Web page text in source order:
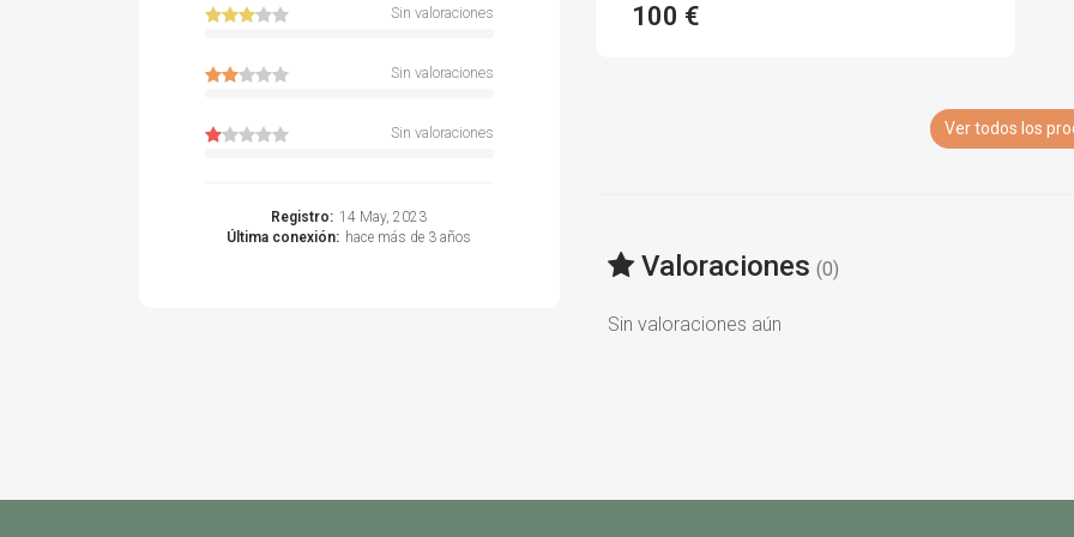
Sin valoraciones
Sin valoraciones
Sin valoraciones
Registro: 14 May, 2023
Última conexión: hace más de 3 años
100 €
Ver todos los
Valoraciones (0)
Sin valoraciones aún